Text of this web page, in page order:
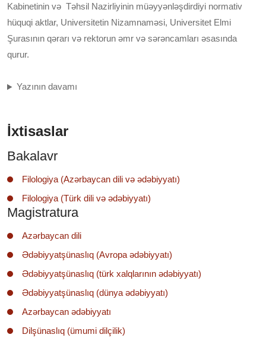
Kabinetinin və Təhsil Nazirliyinin müəyyənləşdirdiyi normativ
hüquqi aktlar, Universitetin Nizamnaməsi, Universitet Elmi
Şurasının qərarı və rektorun əmr və sərəncamları əsasında
qurur.
Yazının davamı
İxtisaslar
Bakalavr
Filologiya (Azərbaycan dili və ədəbiyyatı)
Filologiya (Türk dili və ədəbiyyatı)
Magistratura
Azərbaycan dili
Ədəbiyyatşünaslıq (Avropa ədəbiyyatı)
Ədəbiyyatşünaslıq (türk xalqlarının ədəbiyyatı)
Ədəbiyyatşünaslıq (dünya ədəbiyyatı)
Azərbaycan ədəbiyyatı
Dilşünaslıq (ümumi dilçilik)